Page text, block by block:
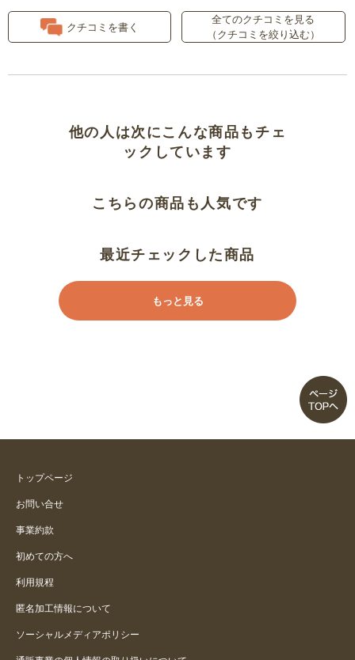
サラッとして気持ちいい
彩りが涼しげ
この時期に使えて良かったです
さらさらで気持ちいい
クチコミを書く
全てのクチコミを見る
（クチコミを絞り込む）
他の人は次にこんな商品もチェ
ックしています
こちらの商品も人気です
最近チェックした商品
もっと見る
トップページ
お問い合せ
事業約款
初めての方へ
利用規程
匿名加工情報について
ソーシャルメディアポリシー